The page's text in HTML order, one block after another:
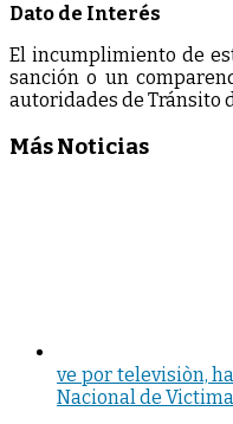
Dato de Interés
El incumplimiento de
sanción o un
autoridades de Tránsito
Más Noticias
ve por televisiòn,
Nacional de